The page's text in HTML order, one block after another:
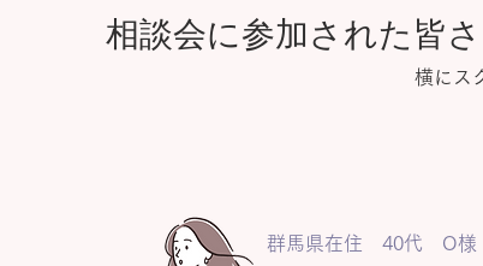
相談会に参加された皆
横にス
群馬県在住 40代 O様